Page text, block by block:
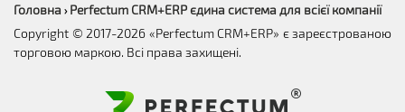
Головна › Perfectum CRM+ERP єдина система для всієї компанії
Copyright © 2017-2026 «Perfectum CRM+ERP» є зареєстрованою
торговою маркою. Всі права захищені.